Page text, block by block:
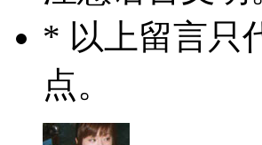
* 以上留言只
点。